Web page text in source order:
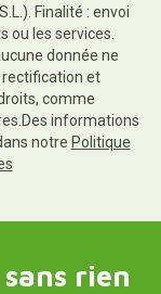
Finalité : envoi
ou les services.
donnée ne
rectification et
comme
informations
notre Politique
rien